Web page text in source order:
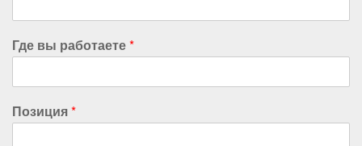
Где вы работаете*
Позиция*